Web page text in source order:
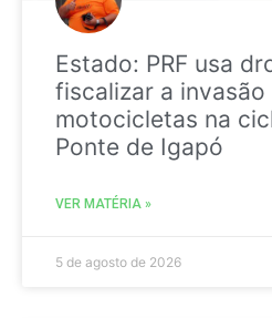
Estado: PRF usa
fiscalizar a invasão
motocicletas na
Ponte de Igapó
VER MATÉRIA »
5 de agosto de 2026